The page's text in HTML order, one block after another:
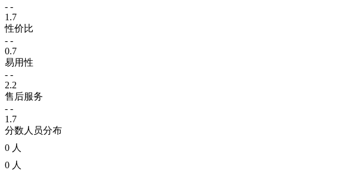
- -
1.7
性价比
- -
0.7
易用性
- -
2.2
售后服务
- -
1.7
分数人员分布
0 人
0 人